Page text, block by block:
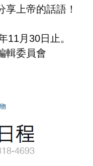
上帝的話語！
11月30日止。
輯委員會